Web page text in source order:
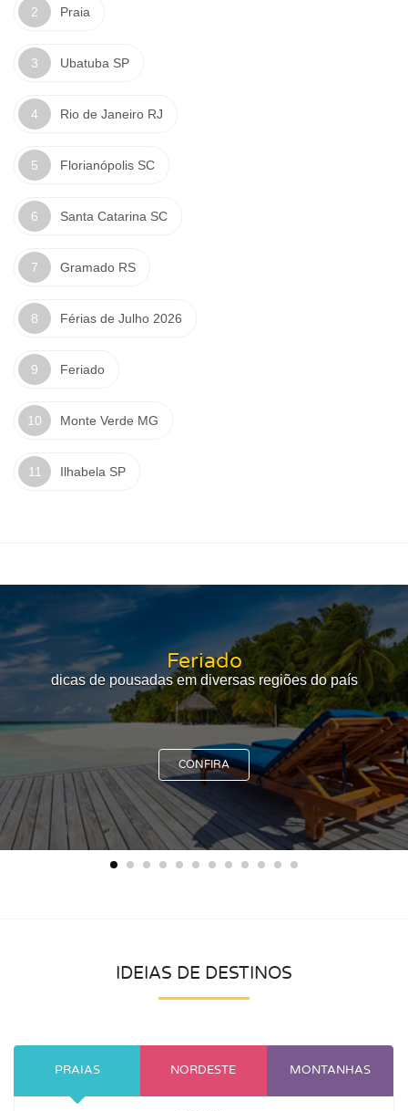
Praia
Ubatuba SP
Rio de Janeiro RJ
Florianópolis SC
Santa Catarina SC
Gramado RS
Férias de Julho 2026
Feriado
Monte Verde MG
Ilhabela SP
Feriado
dicas de pousadas em diversas regiões do país
IDEIAS DE DESTINOS
PRAIAS NORDESTE MONTANHAS